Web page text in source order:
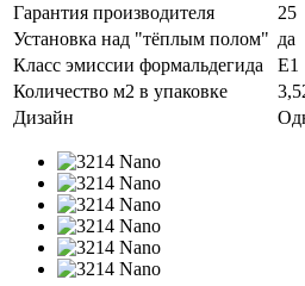
Гарантия производителя
25
Установка над "тёплым полом" да
Класс эмиссии формальдегида
Е1
Количество м2 в упаковке
Дизайн